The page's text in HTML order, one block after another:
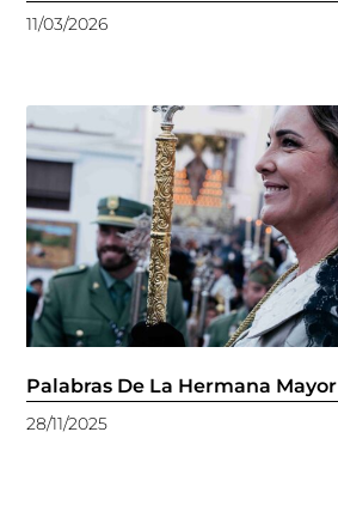
11/03/2026
Palabras De La Hermana Mayor
28/11/2025